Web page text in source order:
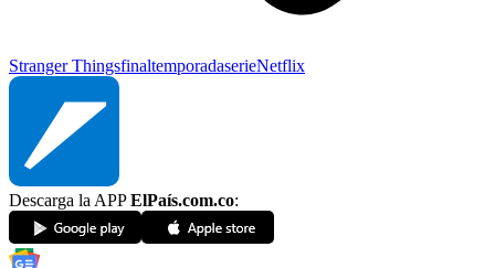
Stranger ThingsfinaltemporadaserieNetflix
Descarga la APPElPaís.com.co: